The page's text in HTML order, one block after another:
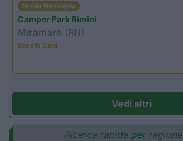
Emilia Romagna
Camper Park Rimini
Miramare (RN)
Benefit Card
Vedi altri
Ricerca rapida per regione